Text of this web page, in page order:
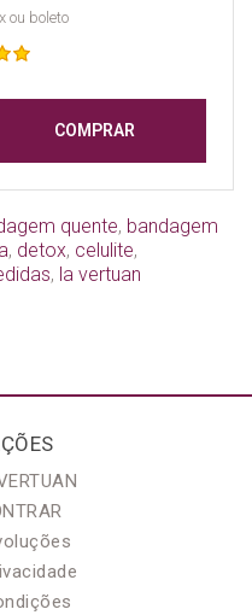
ou boleto
COMPRAR
quente, bandagem
, detox, celulite,
, la vertuan